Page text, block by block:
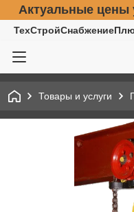
Актуальные цены
Товары и услуги